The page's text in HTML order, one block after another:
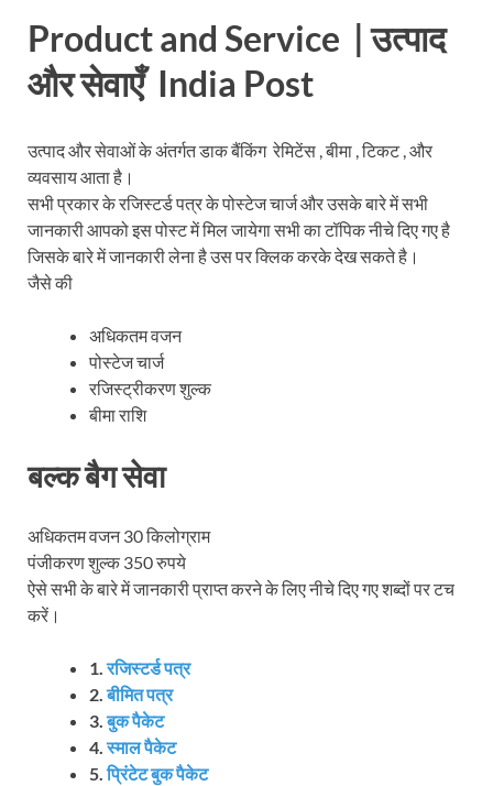
Product and Service | उत्पाद
और सेवाएँ India Post
उत्पाद और सेवाओं के अंतर्गत डाक बैंकिंग रेमिटेंस , बीमा , टिकट , और
व्यवसाय आता है।
सभी प्रकार के रजिस्टर्ड पत्र के पोस्टेज चार्ज और उसके बारे में सभी
जानकारी आपको इस पोस्ट में मिल जायेगा सभी का टॉपिक नीचे दिए गए है
जिसके बारे में जानकारी लेना है उस पर क्लिक करके देख सकते है।
जैसे की
अधिकतम वजन
पोस्टेज चार्ज
रजिस्ट्रीकरण शुल्क
बीमा राशि
बल्क बैग सेवा
अधिकतम वजन 30 किलोग्राम
पंजीकरण शुल्क 350 रुपये
ऐसे सभी के बारे में जानकारी प्राप्त करने के लिए नीचे दिए गए शब्दों पर टच
करें।
1.रजिस्टर्ड पत्र
2.बीमित पत्र
3.बुक पैकेट
4.स्माल पैकेट
5.प्रिंटेट बुक पैकेट